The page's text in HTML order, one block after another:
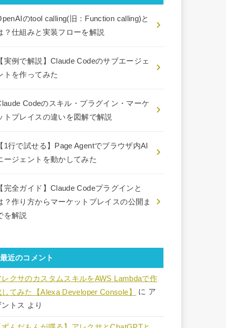
のtool calling(旧：Function calling)と
？仕組みと実装フローを解説
実例で解説】Claude Codeのサブエージェ
トを作ってみた
Codeのスキル・プラグイン・マーケ
トプレイスの違いを図解で解説
1行で試せる】Page Agentでブラウザ内AI
ージェントを動かしてみた
完全ガイド】Claude Codeプラグインと
？作り方からマーケットプレイスの公開ま
を解説
最近のコメント
レクサのカスタムスキルをAWS Lambdaで作
してみた【Alexa Developer Console】
に ア
ントス より